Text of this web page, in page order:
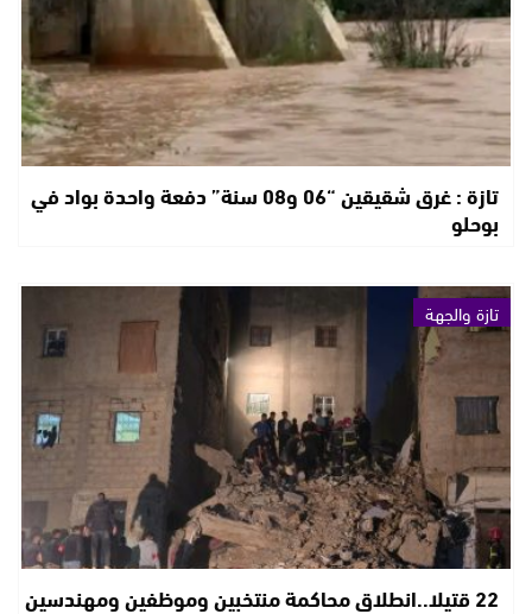
تازة : غرق شقيقين “06 و08 سنة” دفعة واحدة بواد في
بوحلو
تازة والجهة
22 قتيلا..انطلاق محاكمة منتخبين وموظفين ومهندسين